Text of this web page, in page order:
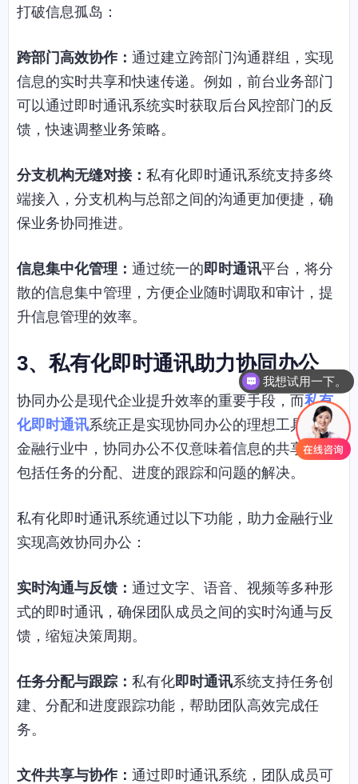
打破信息孤岛：
跨部门高效协作： 通过建立跨部门沟通群组，实现
信息的实时共享和快速传递。例如，前台业务部门
可以通过即时通讯系统实时获取后台风控部门的反
馈，快速调整业务策略。
分支机构无缝对接： 私有化即时通讯系统支持多终
端接入，分支机构与总部之间的沟通更加便捷，确
保业务协同推进。
信息集中化管理： 通过统一的即时通讯平台，将分
散的信息集中管理，方便企业随时调取和审计，提
升信息管理的效率。
3、私有化即时通讯助力协同办公
协同办公是现代企业提升效率的重要手段，而私有
化即时通讯系统正是实现协同办公的理想工具。在
金融行业中，协同办公不仅意味着信息的共享，还
包括任务的分配、进度的跟踪和问题的解决。
私有化即时通讯系统通过以下功能，助力金融行业
实现高效协同办公：
实时沟通与反馈： 通过文字、语音、视频等多种形
式的即时通讯，确保团队成员之间的实时沟通与反
馈，缩短决策周期。
任务分配与跟踪： 私有化即时通讯系统支持任务创
建、分配和进度跟踪功能，帮助团队高效完成任
务。
文件共享与协作： 通过即时通讯系统，团队成员可
我想试用一下。